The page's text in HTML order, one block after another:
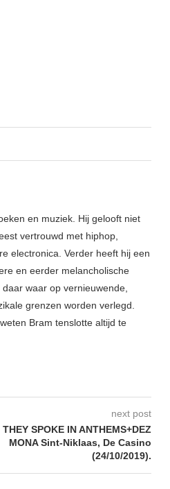
en muziek. Hij gelooft niet
vertrouwd met hiphop,
electronica. Verder heeft hij een
en eerder melancholische
waar op vernieuwende,
grenzen worden verlegd.
Bram tenslotte altijd te
next post
THEY SPOKE IN ANTHEMS+DEZ
MONA Sint-Niklaas, De Casino
(24/10/2019).